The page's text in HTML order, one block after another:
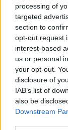
processing of
targeted
section to
opt-out request
interest-based
us or personal
your opt-out.
disclosure of
IAB’s list of
also be
Downstream
Η
για